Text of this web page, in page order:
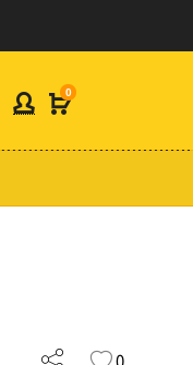
0